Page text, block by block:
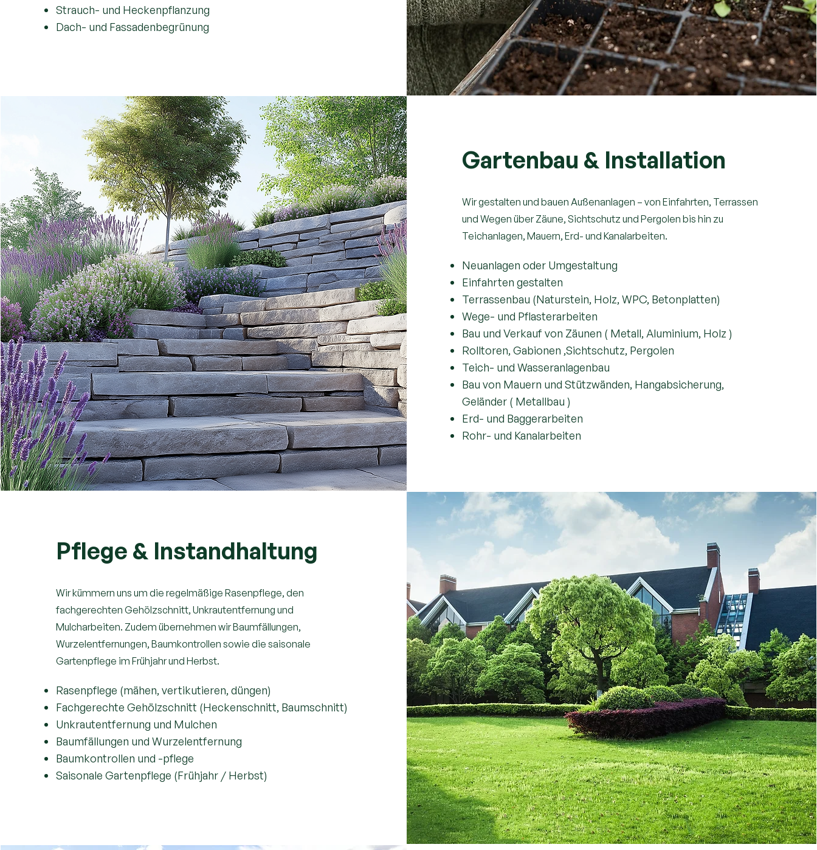
Strauch- und Heckenpflanzung
Dach- und Fassadenbegrünung
Gartenbau & Installation
Wir gestalten und bauen Außenanlagen – von Einfahrten, Terrassen
und Wegen über Zäune, Sichtschutz und Pergolen bis hin zu
Teichanlagen, Mauern, Erd- und Kanalarbeiten.
Neuanlagen oder Umgestaltung
Einfahrten gestalten
Terrassenbau (Naturstein, Holz, WPC, Betonplatten)
Wege- und Pflasterarbeiten
Bau und Verkauf von Zäunen ( Metall, Aluminium, Holz )
Rolltoren, Gabionen ,Sichtschutz, Pergolen
Teich- und Wasseranlagenbau
Bau von Mauern und Stützwänden, Hangabsicherung,
Geländer ( Metallbau )
Erd- und Baggerarbeiten
Rohr- und Kanalarbeiten
Pflege & Instandhaltung
Wir kümmern uns um die regelmäßige Rasenpflege, den
fachgerechten Gehölzschnitt, Unkrautentfernung und
Mulcharbeiten. Zudem übernehmen wir Baumfällungen,
Wurzelentfernungen, Baumkontrollen sowie die saisonale
Gartenpflege im Frühjahr und Herbst.
Rasenpflege (mähen, vertikutieren, düngen)
Fachgerechte Gehölzschnitt (Heckenschnitt, Baumschnitt)
Unkrautentfernung und Mulchen
Baumfällungen und Wurzelentfernung
Baumkontrollen und -pflege
Saisonale Gartenpflege (Frühjahr / Herbst)